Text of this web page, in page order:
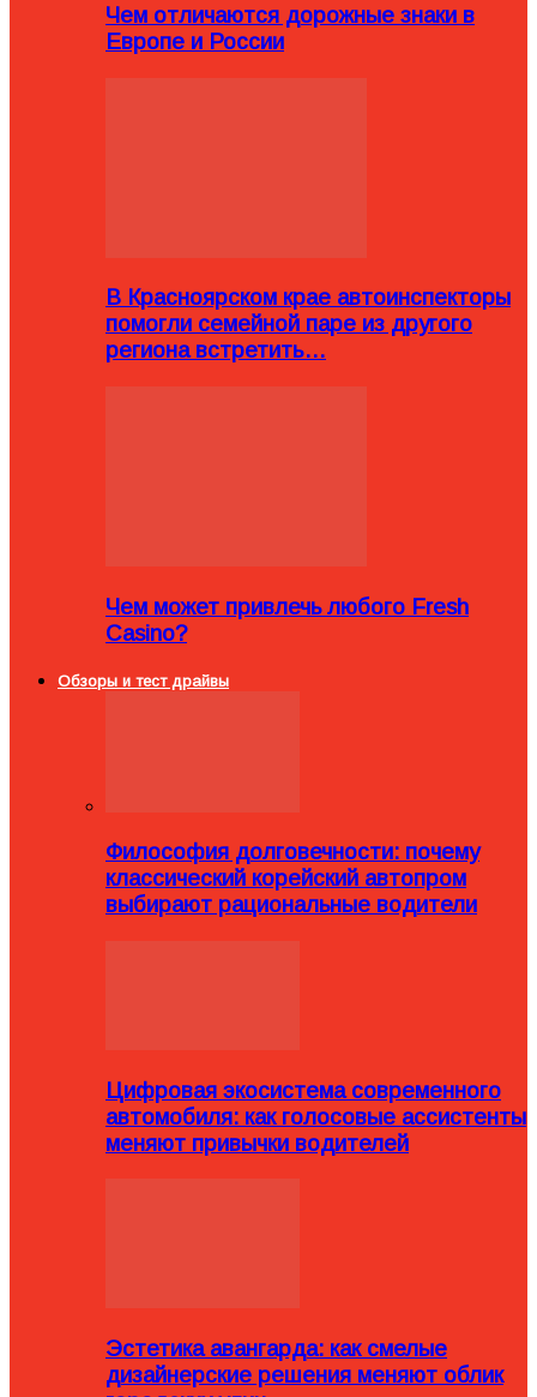
Чем отличаются дорожные знаки в
Европе и России
В Красноярском крае автоинспекторы
помогли семейной паре из другого
региона встретить…
Чем может привлечь любого Fresh
Casino?
Обзоры и тест драйвы
Философия долговечности: почему
классический корейский автопром
выбирают рациональные водители
Цифровая экосистема современного
автомобиля: как голосовые ассистенты
меняют привычки водителей
Эстетика авангарда: как смелые
дизайнерские решения меняют облик